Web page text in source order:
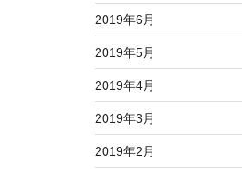
2019年6月
2019年5月
2019年4月
2019年3月
2019年2月